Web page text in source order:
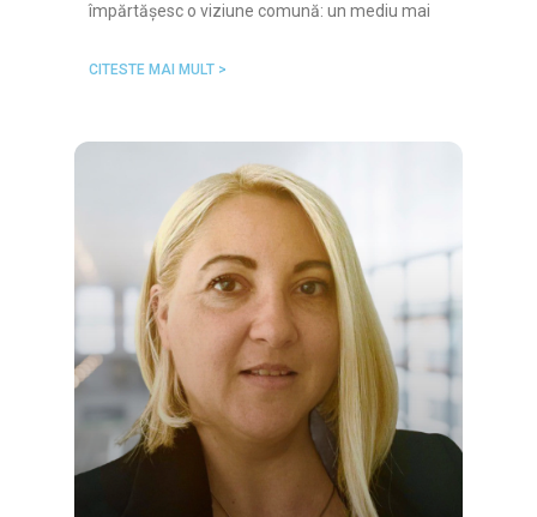
împărtășesc o viziune comună: un mediu mai
CITESTE MAI MULT >